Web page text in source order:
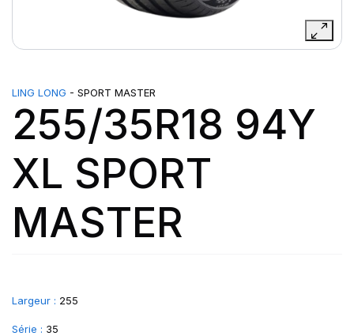
LING LONG - SPORT MASTER
255/35R18 94Y
XL SPORT
MASTER
Largeur : 255
Série : 35